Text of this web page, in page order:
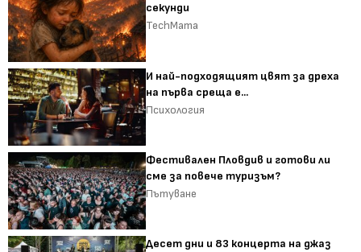
секунди
TechMama
И най-подходящият цвят за дреха
на първа среща е...
Психология
Фестивален Пловдив и готови ли
сме за повече туризъм?
Пътуване
Десет дни и 83 концерта на джаз